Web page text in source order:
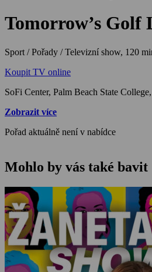
Tomorrow’s Golf
Sport / Pořady / Televizní show, 120
Koupit TV online
SoFi Center, Palm Beach State
Zobrazit více
Pořad aktuálně není v nabídce
Mohlo by vás také bavit